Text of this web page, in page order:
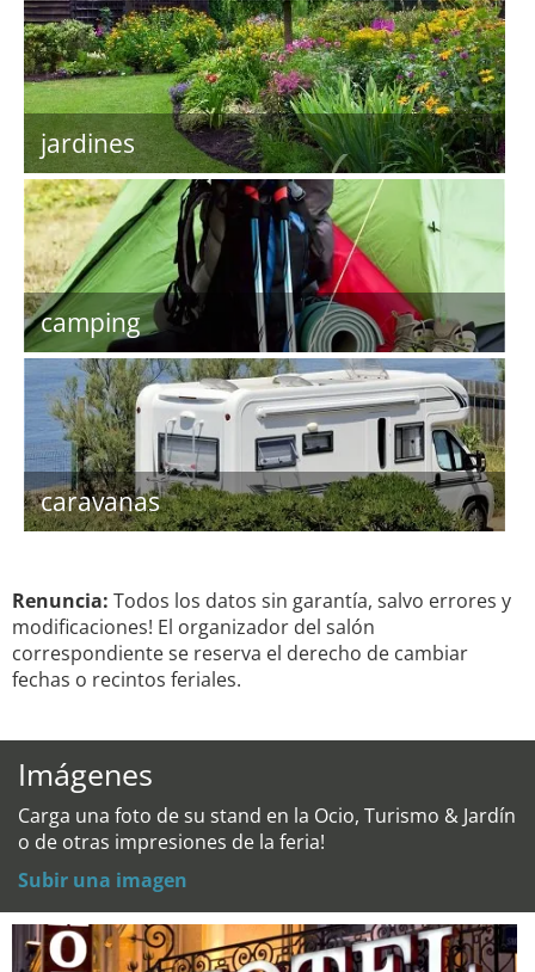
jardines
camping
caravanas
Renuncia: Todos los datos sin garantía, salvo errores y
modificaciones! El organizador del salón
correspondiente se reserva el derecho de cambiar
fechas o recintos feriales.
Imágenes
Carga una foto de su stand en la Ocio, Turismo & Jardín
o de otras impresiones de la feria!
Subir una imagen